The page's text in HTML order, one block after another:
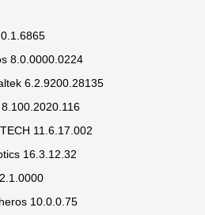
8.0.0000.0224
6.2.9200.28135
11.6.17.002
16.3.12.32
10.0.0.75